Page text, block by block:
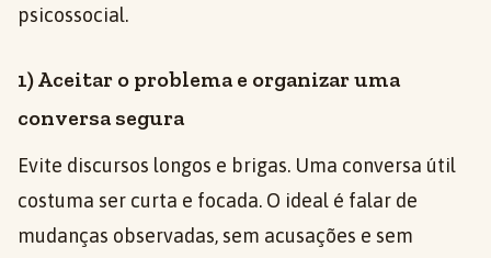
psicossocial.
1) Aceitar o problema e organizar uma
conversa segura
Evite discursos longos e brigas. Uma conversa útil
costuma ser curta e focada. O ideal é falar de
mudanças observadas, sem acusações e sem